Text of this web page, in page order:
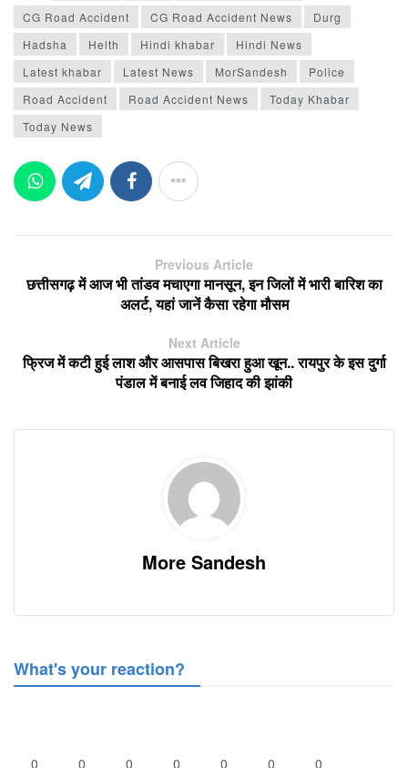
CG Road Accident
CG Road Accident News
Durg
Hadsha
Helth Hindi khabar
Hindi News
Latest khabar
Latest News MorSandesh
Police
Road Accident
Road Accident News
Today Khabar
Today News
Previous Article
छत्तीसगढ़ में आज भी तांडव मचाएगा मानसून, इन जिलों में भारी बारिश का
अलर्ट, यहां जानें कैसा रहेगा मौसम
Next Article
फ्रिज में कटी हुई लाश और आसपास बिखरा हुआ खून.. रायपुर के इस दुर्गा
पंडाल में बनाई लव जिहाद की झांकी
More Sandesh
What's your reaction?
0 0 0 0 0 0 0